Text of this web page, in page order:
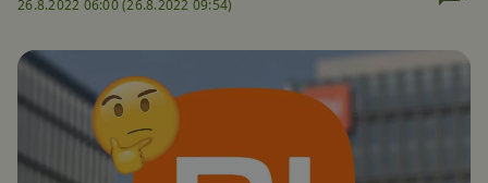
26.8.2022 06:00 (26.8.2022 09:54)